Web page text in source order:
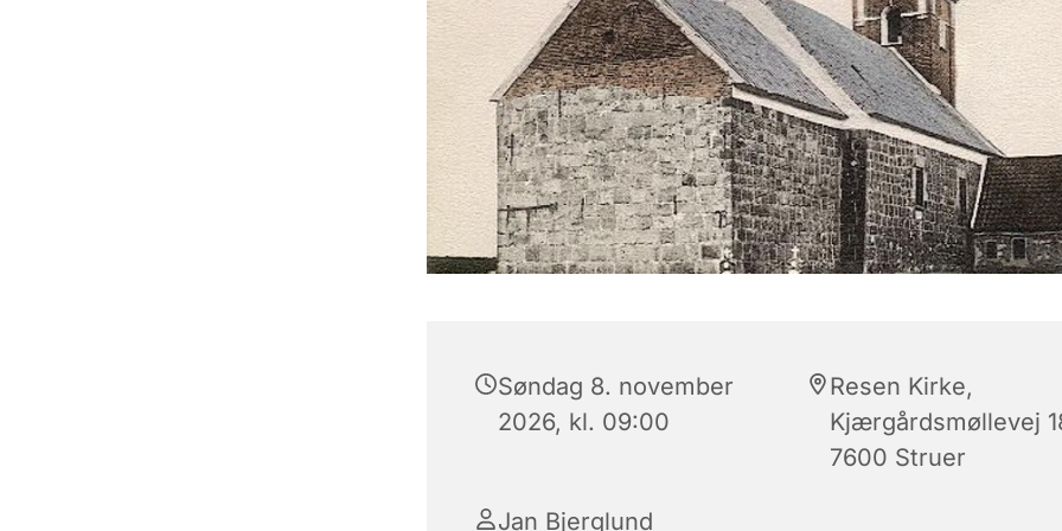
Søndag 8. november
2026, kl. 09:00
Resen Kirke,
Kjærgårdsmøllevej
7600 Struer
Jan Bjerglund